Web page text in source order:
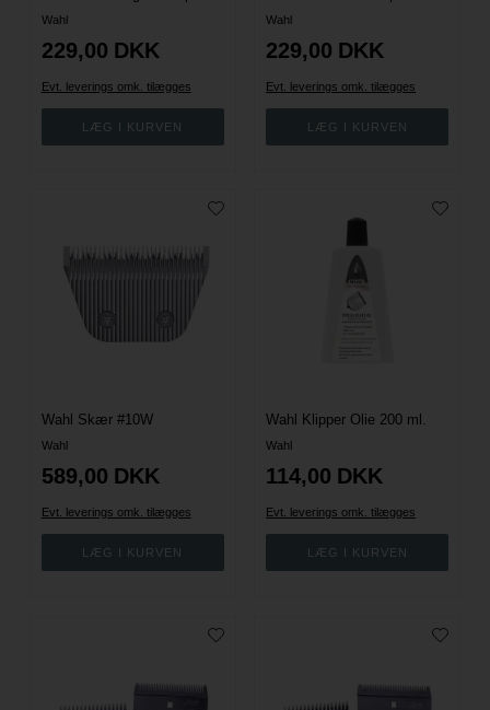
Wahl
229,00 DKK
Evt. leverings omk. tilægges
Wahl
229,00 DKK
Evt. leverings omk. tilægges
Wahl Skær #10W
Wahl
589,00 DKK
Evt. leverings omk. tilægges
Wahl Klipper Olie 200 ml.
Wahl
114,00 DKK
Evt. leverings omk. tilægges